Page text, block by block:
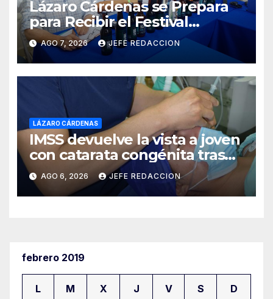
Lázaro Cárdenas se Prepara
para Recibir el Festival
Internacional de la Cerveza
Costa de Michoacán 2026
AGO 7, 2026 JEFE REDACCION
LÁZARO CÁRDENAS
IMSS devuelve la vista a joven
con catarata congénita tras
23 años de limitación visual
AGO 6, 2026 JEFE REDACCION
febrero 2019
L M X J V S D